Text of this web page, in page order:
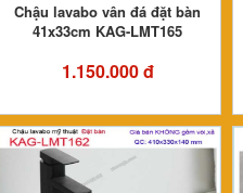
Chậu lavabo vân đá đặt bàn
41x33cm KAG-LMT165
1.150.000 đ